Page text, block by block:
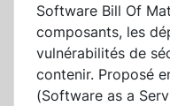
Software Bill Of
composants, les
vulnérabilités de
contenir. Proposé
(Software as a